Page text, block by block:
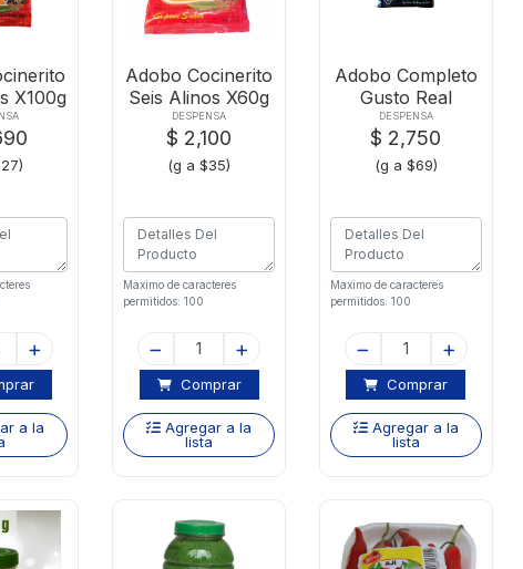
X100g
a la
Adobo Cocinerito
Seis Alinos X60g
DESPENSA
$ 2,100
(g a $35)
Maximo de caracteres
permitidos: 100
Comprar
Agregar a la
lista
Adobo Completo
Gusto Real
Zipper-40 Gr
DESPENSA
$ 2,750
(g a $69)
Maximo de caracteres
permitidos: 100
Comprar
Agregar a la
lista